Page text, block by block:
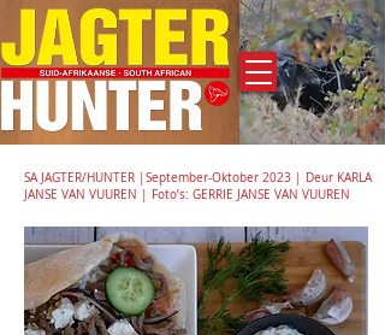
Adverteer
SA JAGTER/HUNTER |September-Oktober 2023 | Deur KARLA
JANSE VAN VUUREN | Foto’s: GERRIE JANSE VAN VUUREN